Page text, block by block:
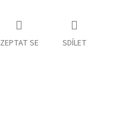
ZEPTAT SE SDÍLET